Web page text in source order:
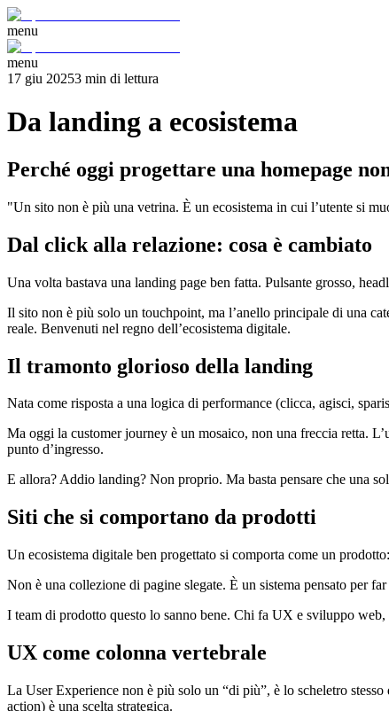
menu
menu
17 giu 20253 min di lettura
Da landing a ecosistema
Perché oggi progettare una homepage
"Un sito non è più una vetrina. È un ecosistema in cui l’utente si
Dal click alla relazione: cosa è cambiato
Una volta bastava una landing page ben fatta. Pulsante grosso,
Il sito non è più solo un touchpoint, ma l’anello principale di una
reale. Benvenuti nel regno dell’ecosistema digitale.
Il tramonto glorioso della landing
Nata come risposta a una logica di performance (clicca, agisci,
Ma oggi la customer journey è un mosaico, non una freccia retta.
punto d’ingresso.
E allora? Addio landing? Non proprio. Ma basta pensare che una
Siti che si comportano da prodotti
Un ecosistema digitale ben progettato si comporta come un
Non è una collezione di pagine slegate. È un sistema pensato per
I team di prodotto questo lo sanno bene. Chi fa UX e sviluppo
UX come colonna vertebrale
La User Experience non è più solo un “di più”, è lo scheletro
action) è una scelta strategica.